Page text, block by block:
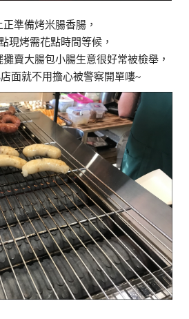
正準備烤米腸香腸，
現烤需花點時間等候，
賣大腸包小腸生意很好常被檢舉，
面就不用擔心被警察開單嘍~